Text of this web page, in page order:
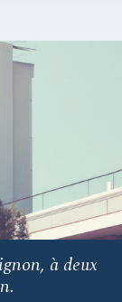
à deux